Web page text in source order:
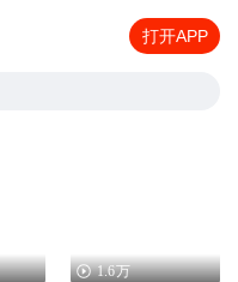
打开APP
1.6万